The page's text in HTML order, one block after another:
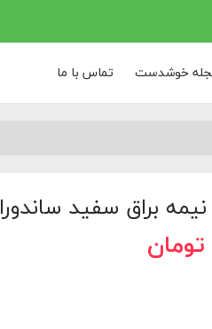
خوشدست تماس با ما
سفید ساندورا 2500 گالن 4 کیلویی